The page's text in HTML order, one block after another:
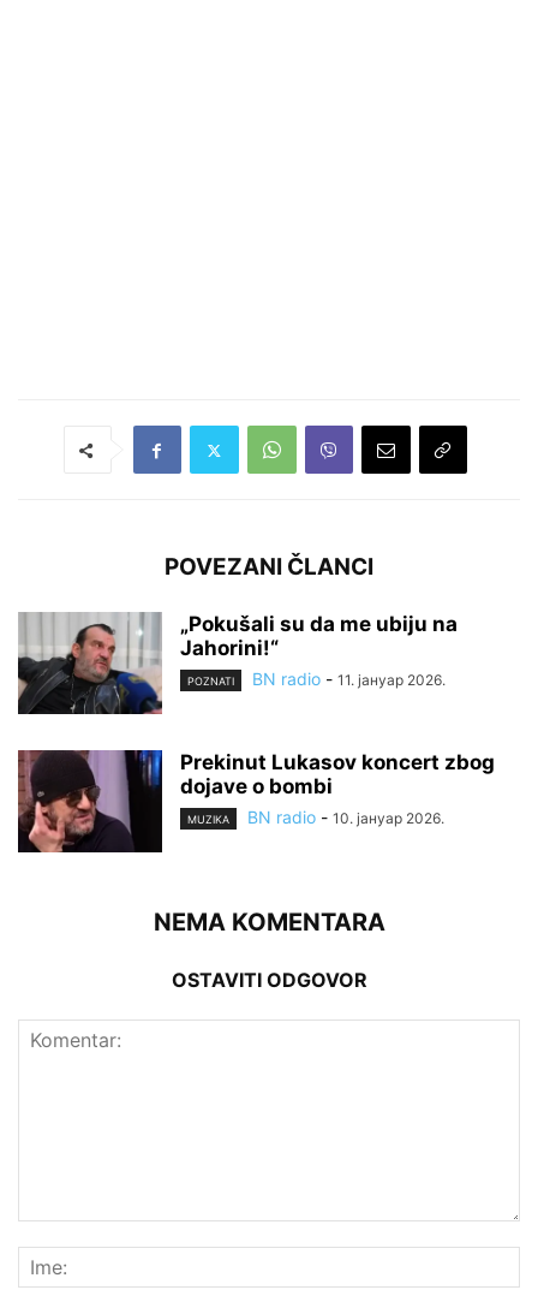
POVEZANI ČLANCI
„Pokušali su da me ubiju na
Jahorini!“
POZNATI BN radio - 11. јануар 2026.
Prekinut Lukasov koncert zbog
dojave o bombi
MUZIKA BN radio - 10. јануар 2026.
NEMA KOMENTARA
OSTAVITI ODGOVOR